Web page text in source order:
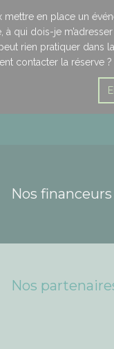
mettre en place un
à qui dois-je m’adresser
rien pratiquer dans
contacter la réserve ?
Nos financeurs
Nos